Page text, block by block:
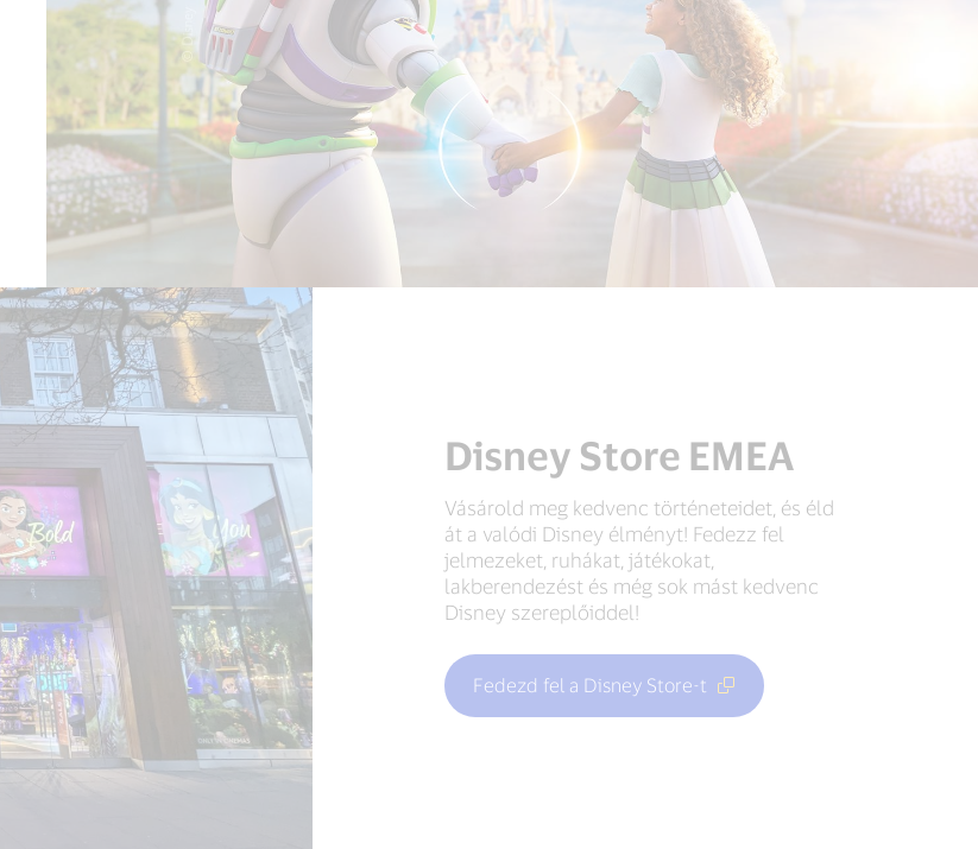
Disney Store EMEA
Vásárold meg kedvenc történeteidet, és éld
át a valódi Disney élményt! Fedezz fel
jelmezeket, ruhákat, játékokat,
lakberendezést és még sok mást kedvenc
Disney szereplőiddel!
Fedezd fel a Disney Store-t